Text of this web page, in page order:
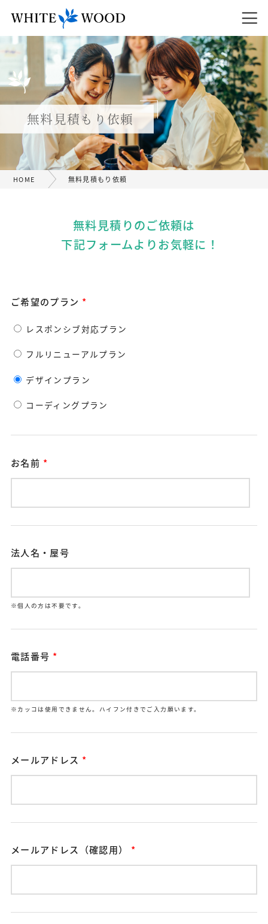
無料見積もり依頼
HOME 無料見積もり依頼
無料見積りのご依頼は
下記フォームよりお気軽に！
ご希望のプラン *
レスポンシブ対応プラン
フルリニューアルプラン
デザインプラン
コーディングプラン
お名前 *
法人名・屋号
※個人の方は不要です。
電話番号 *
※カッコは使用できません。ハイフン付きでご入力願います。
メールアドレス *
メールアドレス（確認用） *